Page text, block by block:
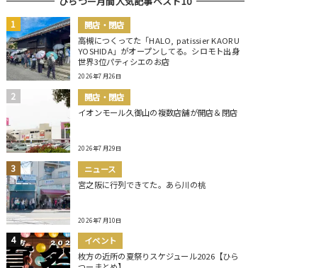
開店・閉店
高槻につくってた「HALO, patissier KAORU
YOSHIDA」がオープンしてる。シロモト出身
世界3位パティシエのお店
2026年7月26日
開店・閉店
イオンモール久御山の複数店舗が開店＆閉店
2026年7月29日
ニュース
宮之阪に行列できてた。あら川の桃
2026年7月10日
イベント
枚方の近所の夏祭りスケジュール2026【ひら